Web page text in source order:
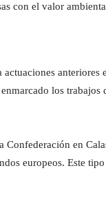
con el valor
los
en
europeos. Este